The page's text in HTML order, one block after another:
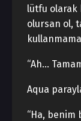
lütfu olarak
olursan ol,
“Ah…
Aqua
“Ha, benim